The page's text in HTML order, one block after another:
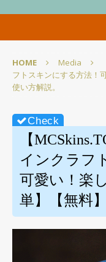
HOME Media
フトスキンにする方法！
使い方解説。
【
インクラフ
可愛い！楽
単】【無料